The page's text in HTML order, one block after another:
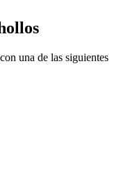
una de las siguientes